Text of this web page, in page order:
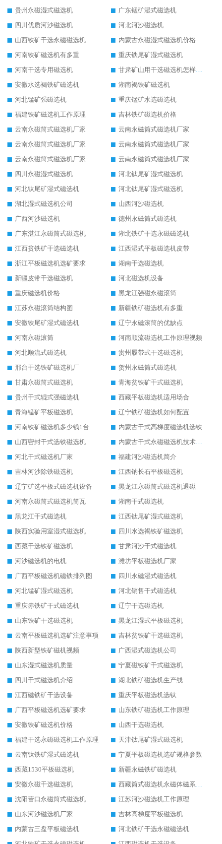
贵州永磁湿式磁选机
广东锰矿湿式磁选机
四川优质河沙磁选机
河北河沙磁选机
山西铁矿干选永磁磁选机
内蒙古永磁湿式磁选机价格
河南铁矿磁选机有多重
重庆铁尾矿湿式磁选机
河南干选专用磁选机
甘肃矿山用干选磁选机怎样调磁
安徽水选褐铁矿磁选机
湖南褐铁矿磁选机
河北锰矿强磁选机
重庆锰矿水选磁选机
福建铁矿磁选机工作原理
吉林铁矿磁选机价格
云南永磁筒式磁选机厂家
云南永磁筒式磁选机厂家
云南永磁筒式磁选机厂家
云南永磁筒式磁选机厂家
云南永磁筒式磁选机厂家
云南永磁筒式磁选机厂家
四川永磁湿式磁选机
河北钛尾矿湿式磁选机
河北钛尾矿湿式磁选机
河北钛尾矿湿式磁选机
湖北湿式磁选机公司
山西河沙磁选机
广西河沙磁选机
德州永磁筒式磁选机
广东湛江永磁筒式磁选机
湖北铁矿干选永磁磁选机
江西贫铁矿干选磁选机
江西湿式平板磁选机皮带
浙江平板磁选机选矿要求
湖南干选磁选机
新疆皮带干选磁选机
河北磁选机设备
重庆磁选机价格
黑龙江强磁永磁滚筒
江苏永磁滚筒结构图
新疆铁矿磁选机有多重
安徽铁尾矿湿式磁选机
辽宁永磁滚筒的优缺点
河南永磁滚筒
河南顺流磁选机工作原理视频
河北顺流式磁选机
贵州履带式干选磁选机
邢台干选铁矿磁选机厂
贺州永磁筒式磁选机
甘肃永磁筒式磁选机
青海贫铁矿干式磁选机
贵州干式辊式强磁选机
西藏平板磁选机适用场合
青海锰矿平板磁选机
辽宁铁矿磁选机如何配置
河南铁矿磁选机多少钱1台
内蒙古干式高梯度磁选机选铁
山西密封干式选铁磁选机
内蒙古干式永磁磁选机技术要求
河北干式磁选机厂家
福建河沙磁选机简介
吉林河沙除铁磁选机
江西钠长石平板磁选机
辽宁矿选平板式磁选机设备
黑龙江永磁筒式磁选机退磁
河南永磁筒式磁选机筒瓦
湖南干式磁选机
黑龙江干式磁选机
江西钛尾矿湿式磁选机
陕西实验用室湿式磁选机
四川水选褐铁矿磁选机
西藏干选铁矿磁选机
甘肃河沙干式磁选机
河沙磁选机的电机
潍坊平板磁选机厂家
广西平板磁选机磁铁排列图
四川永磁湿式磁选机
河北锰矿湿式磁选机
河北销售干式磁选机
重庆赤铁矿干式磁选机
辽宁干选磁选机
山东铁矿干选磁选机
黑龙江湿式平板磁选机
云南平板磁选机选矿注意事项
吉林贫铁矿干选磁选机
陕西新型铁矿磁机视频
广西湿式磁选机公司
山东湿式磁选机质量
宁夏磁铁矿干式磁选机
四川干式磁选机介绍
湖北铁矿磁选机生产线
江西磁铁矿干选设备
重庆平板磁选机选钛
广西平板磁选机选矿要求
山东铁矿磁选机工作原理
安徽铁矿磁选机价格
山西干选磁选机
福建干选永磁磁选机工作原理
天津钛尾矿湿式磁选机
云南钛铁矿湿式磁选机
宁夏平板磁选机选矿规格参数
西藏1530平板磁选机
新疆永磁铁矿磁选机
安徽永磁干选磁选机
西藏筒式磁选机永磁体磁系设计
沈阳营口永磁筒式磁选机
江苏河沙磁选机工作原理
山东河沙磁选机厂家
吉林高梯度平板磁选机
内蒙古三盘平板磁选机
河北铁矿干选永磁磁选机